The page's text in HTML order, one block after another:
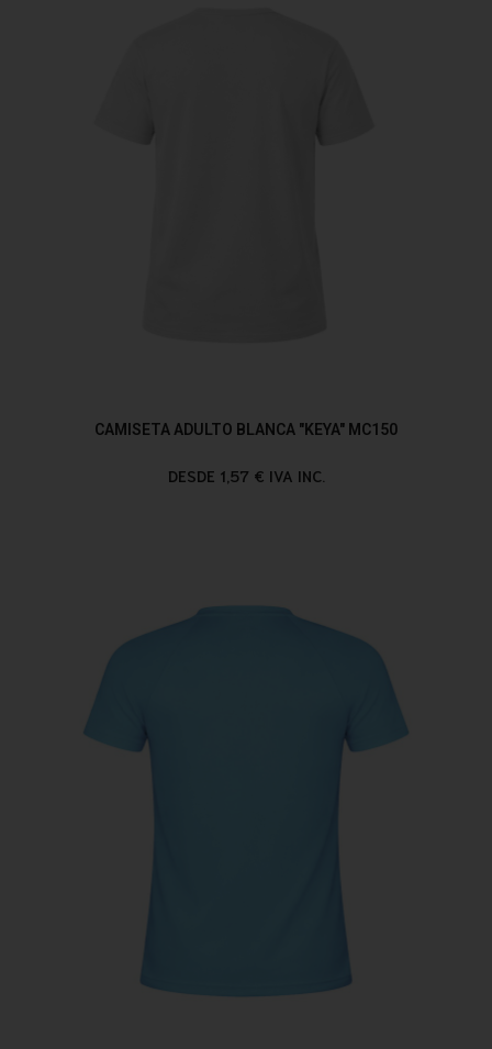
CAMISETA ADULTO BLANCA "KEYA" MC150
DESDE 1,57 € IVA INC.